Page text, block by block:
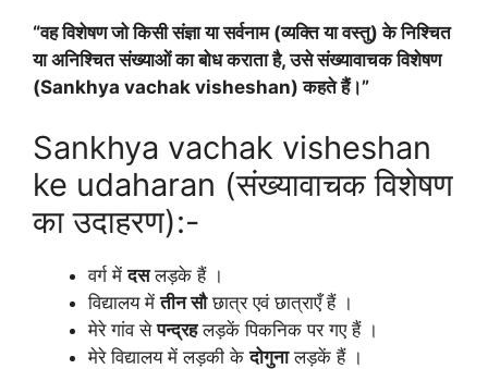
“वह विशेषण जो किसी संज्ञा या सर्वनाम (व्यक्ति या वस्तु) के निश्चित
या अनिश्चित संख्याओं का बोध कराता है, उसे संख्यावाचक विशेषण
(Sankhya vachak visheshan) कहते हैं।”
Sankhya vachak visheshan
ke udaharan (संख्यावाचक विशेषण
का उदाहरण):-
वर्ग मेंदसलड़के हैं ।
विद्यालय मेंतीन सौछात्र एवं छात्राएँ हैं ।
मेरे गांव सेपन्द्रहलड़कें पिकनिक पर गए हैं ।
मेरे विद्यालय में लड़की केदोगुनालड़कें हैं ।